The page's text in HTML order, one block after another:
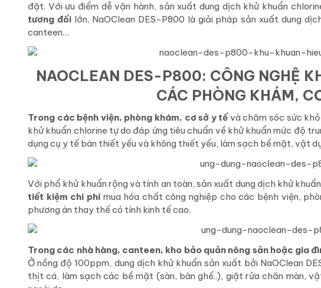
đặt. Với ưu điểm dễ vận hành, sản xuất dung dịch khử khuẩn
tương đốilớn, NaOClean DES-P800 là giải pháp sản xuất dung
canteen…
NAOCLEAN DES-P800: CÔNG NGHỆ
CÁC PHÒNG KHÁM,
Trong các bệnh viện, phòng khám, cơ sở y tế và chăm sóc sức
khử khuẩn chlorine tự do đáp ứng tiêu chuẩn về khử khuẩn mức độ
dụng cụ y tế bán thiết yếu và không thiết yếu, làm sạch bề mặt, vật
Với phổ khử khuẩn rộng và tính an toàn, sản xuất dung dịch khử
tiết kiệm chi phímua hóa chất công nghiệp cho các bệnh viện,
phương án thay thế có tính kinh tế cao.
Trong các nhà hàng, canteen, kho bảo quản nông sản hoặc gia
Ở nồng độ 100ppm, dung dịch khử khuẩn sản xuất bởi NaOClean
thịt cá, làm sạch các bề mặt (sàn, bàn ghế..), giặt rửa chăn màn,